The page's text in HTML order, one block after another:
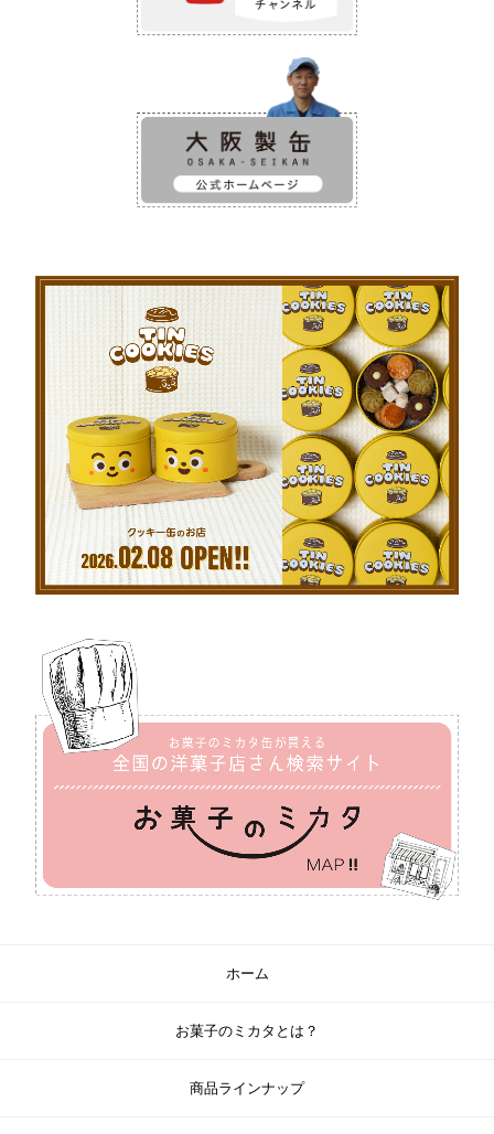
ホーム
お菓子のミカタとは？
商品ラインナップ